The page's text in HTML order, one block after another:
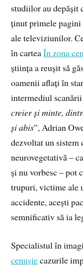
studiilor au depășit
ținut primele
ale televiziunilor.
în carteaÎn zona
știința a reușit să
oamenii aflați în
intermediul
creier și minte,
și abis”, Adrian
dezvoltat un
neurovegetativă –
și nu vorbesc –
trupuri, victime ale
accidente, acești
semnificativ să ia
Specialistul în
cenușiecazurile